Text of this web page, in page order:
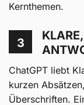
Kernthemen.
3
ChatGPT liebt
kurzen
Überschriften.